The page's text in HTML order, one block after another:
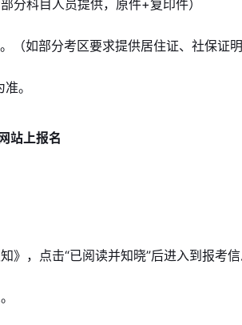
分科目人员提供，原件+复印件）
（如部分考区要求提供居住证、社保证明
。
站上报名
》，点击“已阅读并知晓”后进入到报考信